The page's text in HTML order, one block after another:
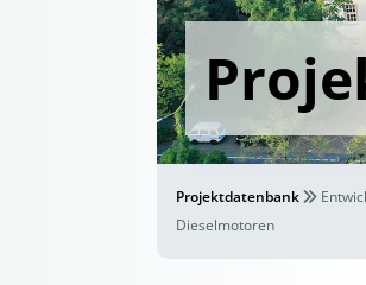
Projektdatenbank
Dieselmotoren